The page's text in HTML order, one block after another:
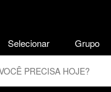
Selecionar Grupo